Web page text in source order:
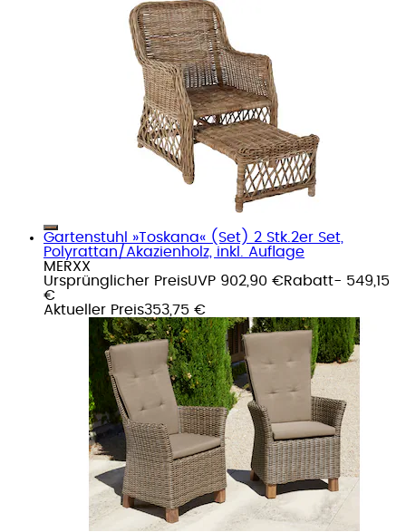
Gartenstuhl »Toskana« (Set) 2 Stk.2er Set,
Polyrattan/Akazienholz, inkl. Auflage
MERXX
Ursprünglicher PreisUVP 902,90 €Rabatt- 549,15
€
Aktueller Preis353,75 €